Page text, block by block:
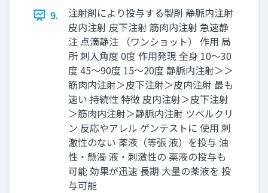
9.
注射剤により投与する製剤 静脈内注射
皮内注射 皮下注射 筋肉内注射 急速静
注 点滴静注 （ワンショット） 作用 局
所 刺入角度 0度 作用発現 全身 10〜30
度 45〜90度 15〜20度 静脈内注射＞＞
筋肉内注射＞皮下注射＞皮内注射 最も
速い 持続性 特徴 皮内注射＞皮下注射
＞筋肉内注射＞静脈内注射 ツベルクリ
ン 反応やアレル ゲンテストに 使用 刺
激性のない 薬液（等張 液）を投与 油
性・懸濁 液・刺激性の 薬液の投与も
可能 効果が迅速 長期 大量の薬液を 投
与可能